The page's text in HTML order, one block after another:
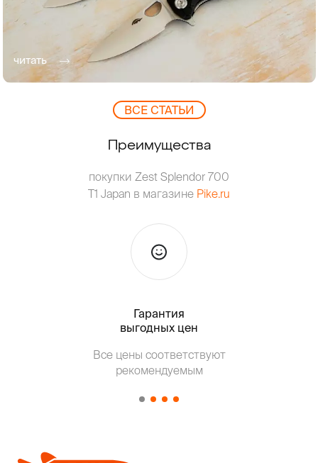
читать
ВCЕ СТАТЬИ
Преимущества
покупки Zest Splendor 700
T1 Japan в магазине Pike.ru
Гарантия
выгодных цен
Все цены соответствуют
рекомендуемым